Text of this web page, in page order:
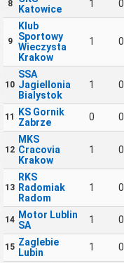
8
Katowice
1 0
9
Klub
Sportowy
Wieczysta
Krakow
1 0
10
SSA
Jagiellonia
Bialystok
1 0
11
KS Gornik
Zabrze
0 0
12
MKS
Cracovia
Krakow
1 0
13
RKS
Radomiak
Radom
1 0
14 Motor Lublin
SA
1 0
15 Zaglebie
Lubin
1 0